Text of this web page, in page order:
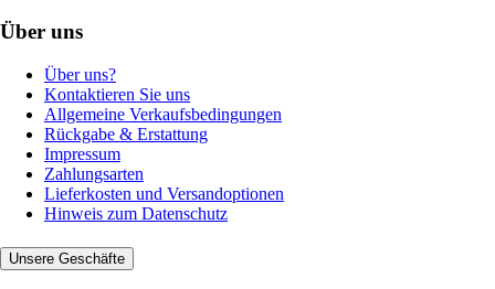
Über uns
Über uns?
Kontaktieren Sie uns
Allgemeine Verkaufsbedingungen
Rückgabe & Erstattung
Impressum
Zahlungsarten
Lieferkosten und Versandoptionen
Hinweis zum Datenschutz
Unsere Geschäfte